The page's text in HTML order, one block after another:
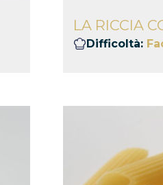
LA RICCIA
Difficoltà: